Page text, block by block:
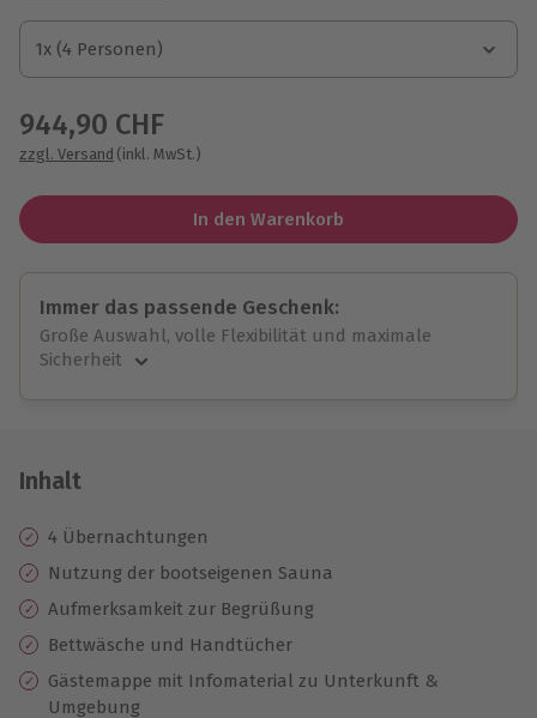
1x (4 Personen)
1x (4 Personen)
1x (4 Personen)
944,90 CHF
zzgl. Versand (inkl. MwSt.)
In den Warenkorb
Immer das passende Geschenk:
Große Auswahl, volle Flexibilität und maximale
Sicherheit
Jeder Gutschein für alle Erlebnisse einlösbar.
10 Jahre gültig & verlängerbar.
Inhalt
4 Übernachtungen
Nutzung der bootseigenen Sauna
Aufmerksamkeit zur Begrüßung
Bettwäsche und Handtücher
Gästemappe mit Infomaterial zu Unterkunft &
Umgebung